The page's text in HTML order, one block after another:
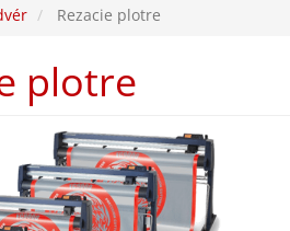
Rezacie plotre
plotre